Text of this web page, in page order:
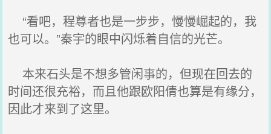
“看吧，程尊者也是一步步，慢慢崛起的，我
也可以。”秦宇的眼中闪烁着自信的光芒。
本来石头是不想多管闲事的，但现在回去的
时间还很充裕，而且他跟欧阳倩也算是有缘分，
因此才来到了这里。